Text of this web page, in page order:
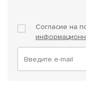
Согласие на